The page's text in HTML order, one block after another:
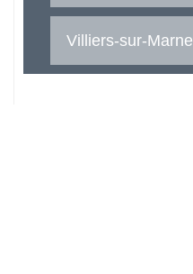
Villiers-sur-Marne